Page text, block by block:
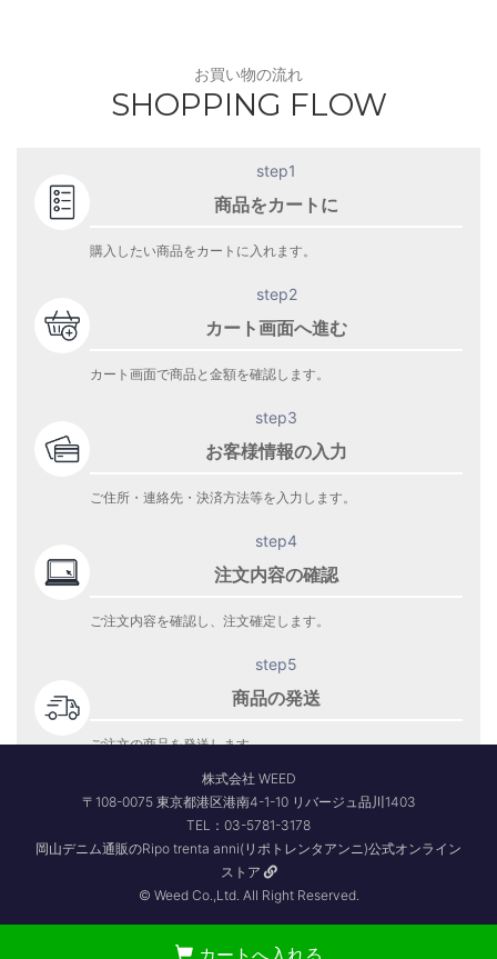
カートへ入れる
お買い物の流れ
SHOPPING FLOW
step1
商品をカートに
購入したい商品をカートに入れます。
step2
カート画面へ進む
カート画面で商品と金額を確認します。
step3
お客様情報の入力
ご住所・連絡先・決済方法等を入力します。
step4
注文内容の確認
ご注文内容を確認し、注文確定します。
step5
商品の発送
ご注文の商品を発送します。
株式会社 WEED
〒108-0075 東京都港区港南4-1-10 リバージュ品川1403
TEL：03-5781-3178
岡山デニム通販のRipo trenta anni(リポトレンタアンニ)公式オンライン
ストア
© Weed Co.,Ltd. All Right Reserved.